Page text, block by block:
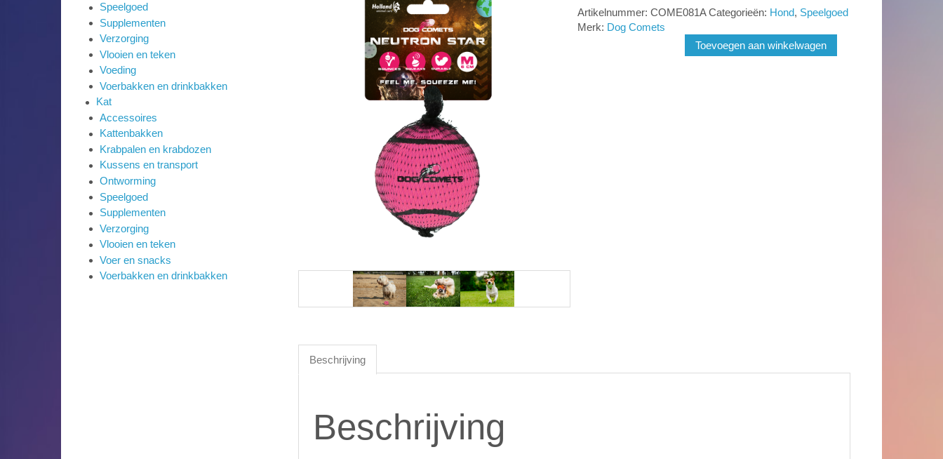
Speelgoed
Supplementen
Verzorging
Vlooien en teken
Voeding
Voerbakken en drinkbakken
Kat
Accessoires
Kattenbakken
Krabpalen en krabdozen
Kussens en transport
Ontworming
Speelgoed
Supplementen
Verzorging
Vlooien en teken
Voer en snacks
Voerbakken en drinkbakken
Star
Tennisbal
Artikelnummer:COME081A Categorieën: Hond, Speelgoed
Merk: Dog Comets
Toevoegen aan winkelwagen
Beschrijving
Beschrijving